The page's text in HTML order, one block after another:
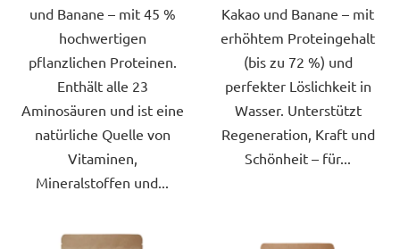
und Banane – mit 45 %
hochwertigen
pflanzlichen Proteinen.
Enthält alle 23
Aminosäuren und ist eine
natürliche Quelle von
Vitaminen,
Mineralstoffen und...
Kakao und Banane – mit
erhöhtem Proteingehalt
(bis zu 72 %) und
perfekter Löslichkeit in
Wasser. Unterstützt
Regeneration, Kraft und
Schönheit – für...